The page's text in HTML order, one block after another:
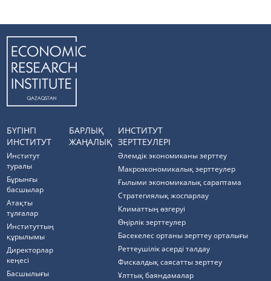
БҮГІНГІ
ИНСТИТУТ
Институт
туралы
Бұрынғы
басшылар
Атақты
тұлғалар
Институттың
құрылымы
Директорлар
кеңесі
Басшылығы
БАРЛЫҚ
ЖАҢАЛЫҚ
ИНСТИТУТ
ЗЕРТТЕУЛЕРІ
Әлемдік экономиканы зерттеу
Макроэкономикалық зерттеулер
Ғылыми экономикалық сараптама
Стратегиялық жоспарлау
Климаттың өзгеруі
Өңірлік зерттеулер
Бәсекелес ортаны зерттеу орталығы
Реттеушілік әсерді талдау
Фискалдық саясатты зерттеу
Ұлттық баяндамалар